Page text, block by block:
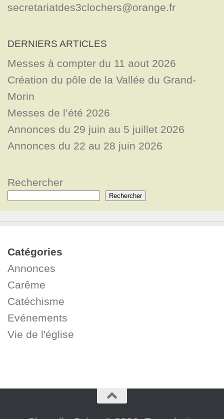
secretariatdes3clochers@orange.fr
DERNIERS ARTICLES
Messes à compter du 11 aout 2026
Création du pôle de la Vallée du Grand-
Morin
Messes de l’été 2026
Annonces du 29 juin au 5 juillet 2026
Annonces du 22 au 28 juin 2026
Rechercher
Rechercher
Catégories
Annonces
Carême
Catéchisme
Evénements
Vie de l'église